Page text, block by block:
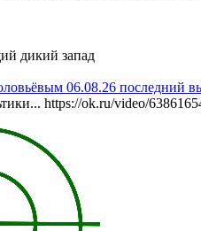
дикий запад
06.08.26 последний
https://ok.ru/video/